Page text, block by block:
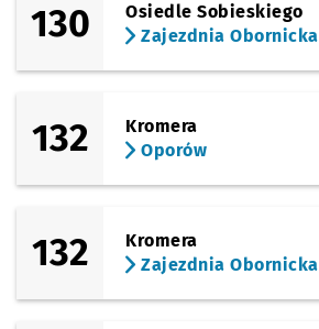
130
Osiedle Sobieskiego
Zajezdnia Obornicka
132
Kromera
Oporów
132
Kromera
Zajezdnia Obornicka